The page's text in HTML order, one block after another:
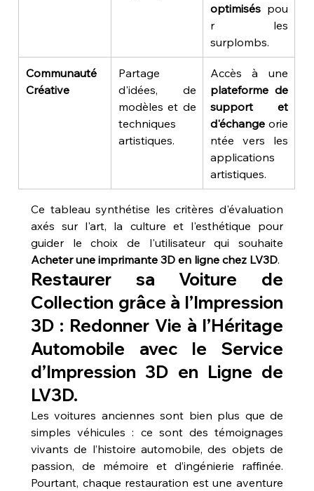
optimisés pou
r les
surplombs.
Communauté
Créative
Partage
d'idées, de
modèles et de
techniques
artistiques.
plateforme de
support et
d'échange orie
ntée vers les
applications
artistiques.
Ce tableau synthétise les critères d'évaluation
axés sur l'art, la culture et l'esthétique pour
Acheter une imprimante 3D en ligne chez LV3D.
Restaurer sa Voiture de
Collection grâce à l’Impression
3D : Redonner Vie à l’Héritage
Automobile avec le Service
d’Impression 3D en Ligne de
LV3D.
Les voitures anciennes sont bien plus que de
simples véhicules : ce sont des témoignages
vivants de l’histoire automobile, des objets de
passion, de mémoire et d’ingénierie raffinée.
Pourtant, chaque restauration est une aventure